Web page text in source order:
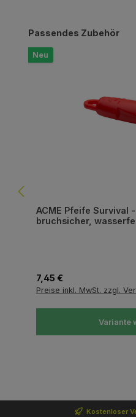
Produktgalerie überspringen
Passendes Zubehör
Neu
ACME Pfeife Survival
bruchsicher,
Regulärer Preis:
7,45 €
Preise inkl. MwSt. zzgl.
Variante
Kostenloser